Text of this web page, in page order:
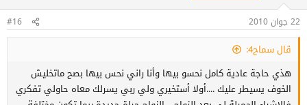
وخلي امك هي اللي تساعدك في هاد الشي
ربي معاك ويوفقك
22 جوان 2010 #16
قال سماح4:
هذي حاجة عادية كامل نحسو بيها وأنا راني نحس بيها بصح ماتخليش
الخوف يسيطر عليك ....أولا أستخيري ولي ربي يسرلك معاه حاولي تفكري